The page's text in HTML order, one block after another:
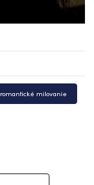
romantické milovanie